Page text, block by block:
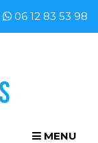
06 12 83 53 98
MENU